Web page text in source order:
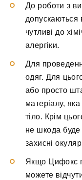
До роботи з
допускаються
чутливі до
алергіки.
Для
одяг. Для
або просто
матеріалу,
тіло. Крім
не шкода буде
захисні
Якщо Цифокс
можете